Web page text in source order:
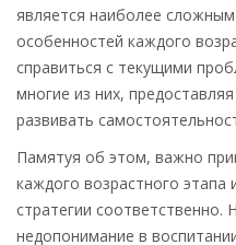
является наиболее
особенностей каждого
справиться с текущими
многие из них,
развивать
Памятуя об этом, важно
каждого возрастного этапа
стратегии
недопонимание в